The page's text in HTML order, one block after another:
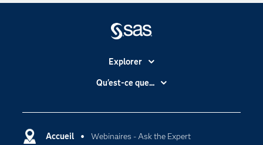
Accueil Webinaires - Ask the Expert
Explorer
Carrières
Certifications
Qu'est-ce que...
Intelligence artificielle